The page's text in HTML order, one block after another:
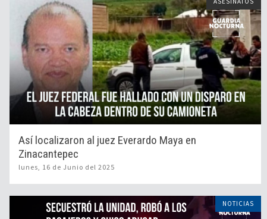
Así localizaron al juez Everardo Maya en
Zinacantepec
lunes, 16 de Junio del 2025
NOTICIAS